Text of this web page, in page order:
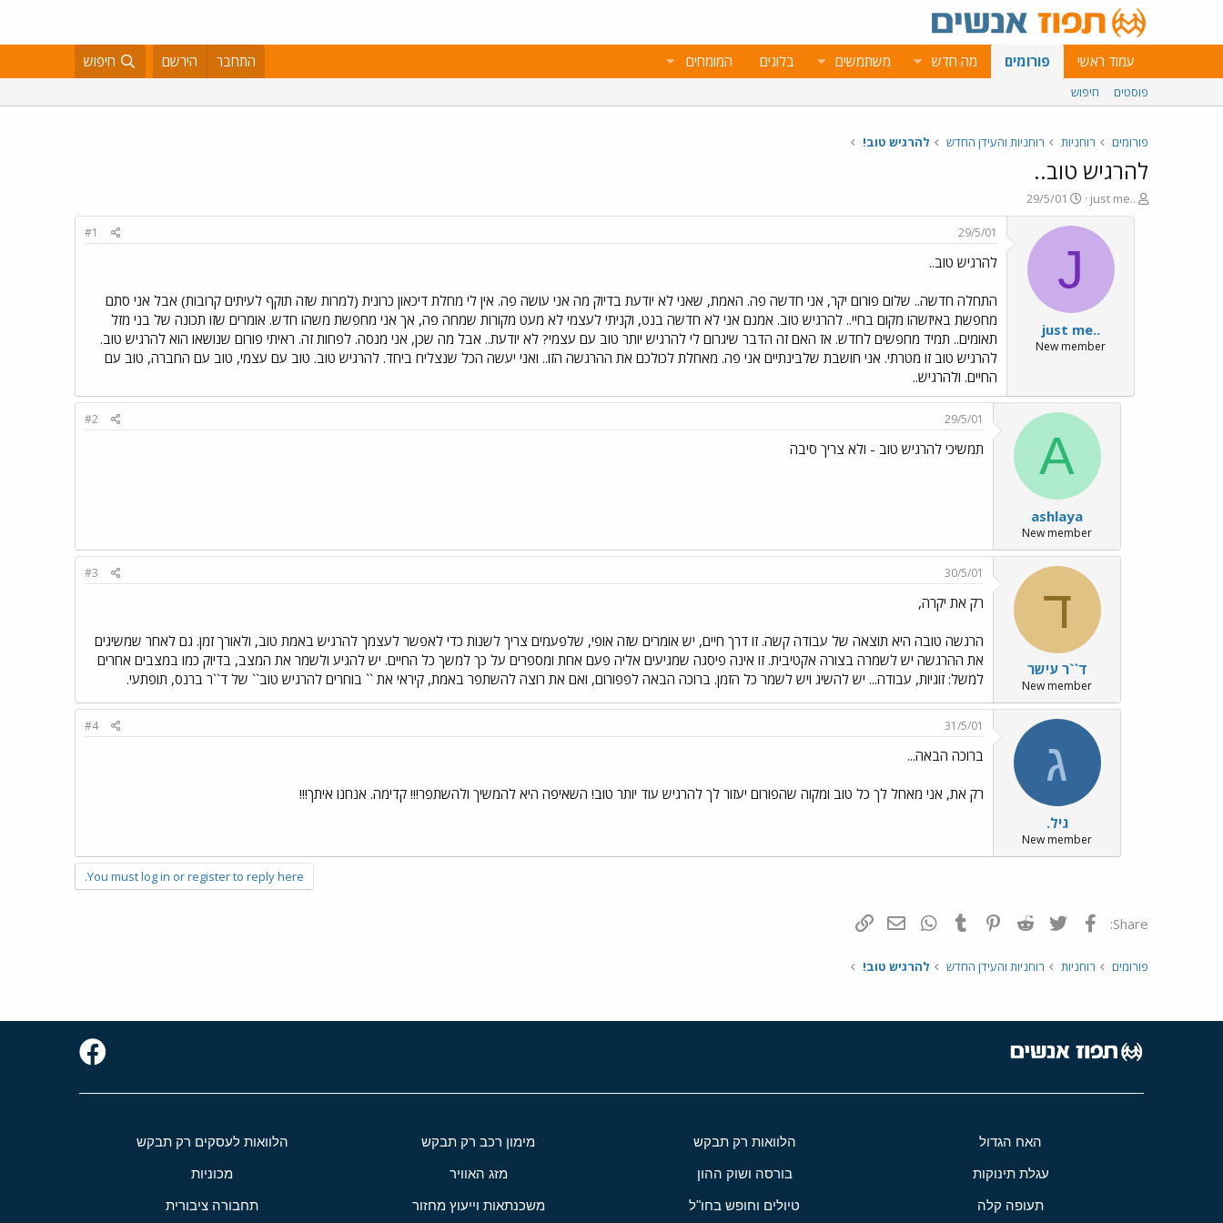
עמוד ראשי פורומים מה חדש משתמשים בלוגים המומחים התחבר הירשם חיפוש
פוסטים חיפוש
פורומים רוחניות רוחניות והעידן החדש להרגיש טוב!
להרגיש טוב..
פ
ו
just me..
פ
ו
ר
ב
א
ר
י
29/5/01
J
just me..
New member
29/5/01
#1
להרגיש טוב..
התחלה חדשה.. שלום פורום יקר, אני חדשה פה. האמת, שאני לא יודעת בדיוק מה אני עושה פה. אין לי מחלת דיכאון כרונית (למרות שזה תוקף לעיתים קרובות) אבל אני סתם
מחפשת באיזשהו מקום בחיי.. להרגיש טוב. אמנם אני לא חדשה בנט, וקניתי לעצמי לא מעט מקורות שמחה פה, אך אני מחפשת משהו חדש. אומרים שזו תכונה של בני מזל
תאומים.. תמיד מחפשים לחדש. אז האם זה הדבר שיגרום לי להרגיש יותר טוב עם עצמי? לא יודעת.. אבל מה שכן, אני מנסה. לפחות זה. ראיתי פורום שנושאו הוא להרגיש טוב.
להרגיש טוב זו מטרתי. אני חושבת שלבינתיים אני פה. מאחלת לכולכם את ההרגשה הזו.. ואני יעשה הכל שנצליח ביחד. להרגיש טוב. טוב עם עצמי, טוב עם החברה, טוב עם
החיים. ולהרגיש..
A
ashlaya
New member
29/5/01
#2
תמשיכי להרגיש טוב - ולא צריך סיבה
ד
ד``ר עישר
New member
30/5/01
#3
רק את יקרה,
הרגשה טובה היא תוצאה של עבודה קשה. זו דרך חיים, יש אומרים שזה אופי, שלפעמים צריך לשנות כדי לאפשר לעצמך להרגיש באמת טוב, ולאורך זמן. גם לאחר שמשיגים
את ההרגשה יש לשמרה בצורה אקטיבית. זו אינה פיסגה שמגיעים אליה פעם אחת ומספרים על כך למשך כל החיים. יש להגיע ולשמר את המצב, בדיוק כמו במצבים אחרים
למשל: זוגיות, עבודה... יש להשיג ויש לשמר כל הזמן. ברוכה הבאה לפפורום, ואם את רוצה להשתפר באמת, קיראי את `` בוחרים להרגיש טוב`` של ד``ר ברנס, תופתעי.
ג
גיל.
New member
31/5/01
#4
ברוכה הבאה...
רק את, אני מאחל לך כל טוב ומקוה שהפורום יעזור לך להרגיש עוד יותר טוב! השאיפה היא להמשיך ולהשתפר!!! קדימה. אנחנו איתך!!!
You must log in or register to reply here.
Share: פייסבוק Twitter
Reddit
Pinterest
Tumblr
WhatsAppדואר אלקטרוני
פורומים רוחניות רוחניות והעידן החדש להרגיש טוב!
האח הגדול הלוואות רק תבקש מימון רכב רק תבקש הלוואות לעסקים רק תבקש
עגלת תינוקות בורסה ושוק ההון מזג האוויר מכוניות
תעופה קלה טיולים וחופש בחו"ל משכנתאות וייעוץ מחזור תחבורה ציבורית